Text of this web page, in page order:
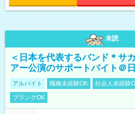
未読
＜日本を代表するバンド＊サ
アー公演のサポートバイト＠
アルバイト 職種未経験OK 社会人未経験
ブランクOK